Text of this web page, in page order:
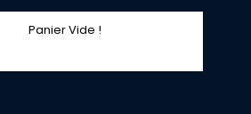
Panier Vide !